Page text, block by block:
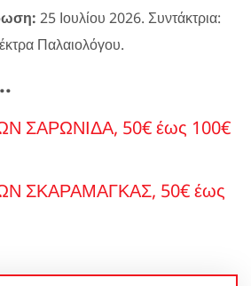
25 Ιουλίου 2026. Συντάκτρια:
Παλαιολόγου.
ΣΑΡΩΝΙΔΑ, 50€ έως 100€
ΣΚΑΡΑΜΑΓΚΑΣ, 50€ έως